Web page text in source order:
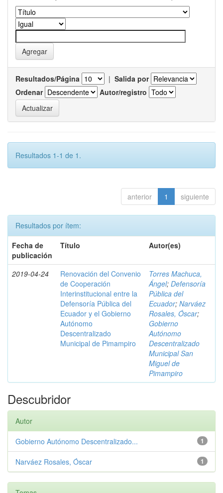
Resultados/Página | Salida por
Ordenar
Autor/registro
Resultados 1-1 de 1.
anterior 1 siguiente
Resultados por ítem:
Fecha de
publicación
Título Autor(es)
2019-04-24
Renovación del Convenio
de Cooperación
Interinstitucional entre la
Defensoría Pública del
Ecuador y el Gobierno
Autónomo
Descentralizado
Municipal de Pimampiro
Torres Machuca,
Ángel; Defensoría
Pública del
Ecuador; Narváez
Rosales, Óscar;
Gobierno
Autónomo
Descentralizado
Municipal San
Miguel de
Pimampiro
Descubridor
Autor
1
Gobierno Autónomo Descentralizado...
1
Narváez Rosales, Óscar